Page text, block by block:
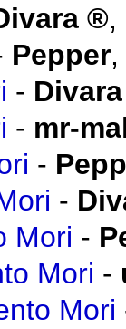
,
Pepper,
- Divara
- mr-
-
-
Mori -
Mori -
Mori